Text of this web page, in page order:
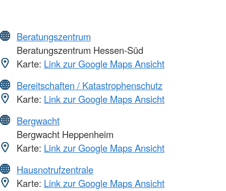
Beratungszentrum
Beratungszentrum Hessen-Süd
Karte: Link zur Google Maps Ansicht
Bereitschaften / Katastrophenschutz
Karte: Link zur Google Maps Ansicht
Bergwacht
Bergwacht Heppenheim
Karte: Link zur Google Maps Ansicht
Hausnotrufzentrale
Karte: Link zur Google Maps Ansicht